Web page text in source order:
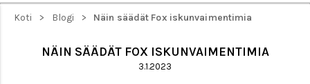
Koti > Blogi > Näin säädät Fox iskunvaimentimia
NÄIN SÄÄDÄT FOX ISKUNVAIMENTIMIA
3.1.2023